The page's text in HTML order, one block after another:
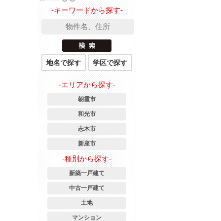
-キーワードから探す-
地名で探す 学区で探す
-エリアから探す-
朝霞市
和光市
志木市
新座市
-種別から探す-
新築一戸建て
中古一戸建て
土地
マンション